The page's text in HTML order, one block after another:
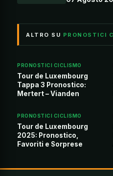
ALTRO SU PRONOSTICI
PRONOSTICI CICLISMO
Tour de Luxembourg
Tappa 3 Pronostico:
Mertert – Vianden
PRONOSTICI CICLISMO
Tour de Luxembourg
2025: Pronostico,
Favoriti e Sorprese